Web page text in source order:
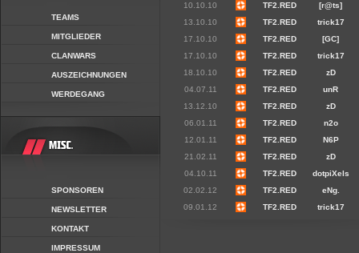
TEAMS
MITGLIEDER
CLANWARS
AUSZEICHNUNGEN
WERDEGANG
SPONSOREN
NEWSLETTER
KONTAKT
IMPRESSUM
10.10.10
TF2.RED
[r@ts]
13.10.10
TF2.RED
trick17
17.10.10
TF2.RED
[GC]
17.10.10
TF2.RED
trick17
18.10.10
TF2.RED
zD
04.07.11
TF2.RED
unR
13.12.10
TF2.RED
zD
06.01.11
TF2.RED
n2o
12.01.11
TF2.RED
N6P
21.02.11
TF2.RED
zD
04.10.11
TF2.RED
dotpiXels
02.02.12
TF2.RED
eNg.
09.01.12
TF2.RED trick17